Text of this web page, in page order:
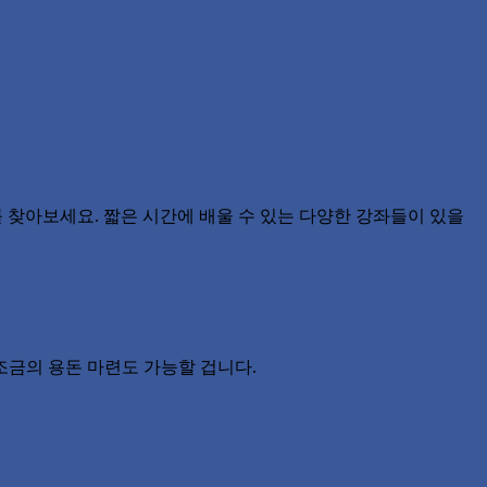
아보세요. 짧은 시간에 배울 수 있는 다양한 강좌들이 있을
의 용돈 마련도 가능할 겁니다.